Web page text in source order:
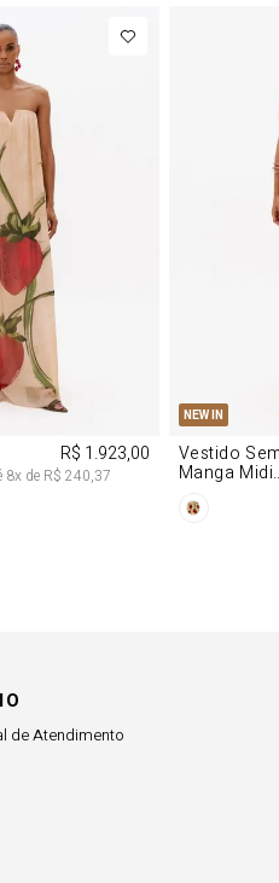
G
R$ 1.923,00
8x de R$ 240,37
NEW IN
PP
Vestido Sem
Manga Midi
Morango
de Atendimento